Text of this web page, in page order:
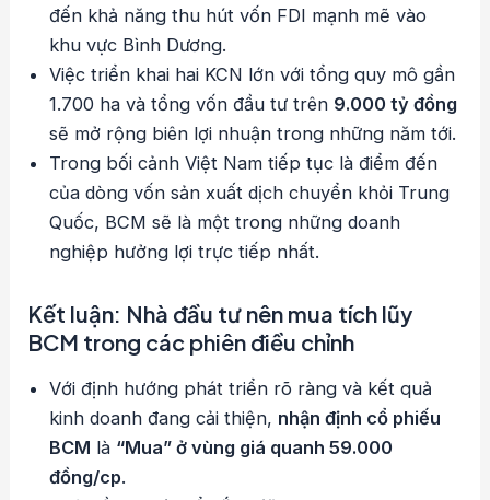
đến khả năng thu hút vốn FDI mạnh mẽ vào
khu vực Bình Dương.
Việc triển khai hai KCN lớn với tổng quy mô gần
1.700 ha và tổng vốn đầu tư trên 9.000 tỷ đồng
sẽ mở rộng biên lợi nhuận trong những năm tới.
Trong bối cảnh Việt Nam tiếp tục là điểm đến
của dòng vốn sản xuất dịch chuyển khỏi Trung
Quốc, BCM sẽ là một trong những doanh
nghiệp hưởng lợi trực tiếp nhất.
Kết luận: Nhà đầu tư nên mua tích lũy
BCM trong các phiên điều chỉnh
Với định hướng phát triển rõ ràng và kết quả
kinh doanh đang cải thiện, nhận định cổ phiếu
BCM là “Mua” ở vùng giá quanh 59.000
đồng/cp.